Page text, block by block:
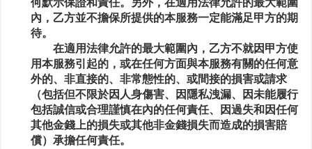
內，乙方並不擔保所提供的本服務一定能滿足甲方的期
待。
在適用法律允許的最大範圍內，乙方不就因甲方使
用本服務引起的，或在任何方面與本服務有關的任何意
外的、非直接的、非常態性的、或間接的損害或請求
（包括但不限於因人身傷害、因隱私洩漏、因未能履行
包括誠信或合理謹慎在內的任何責任、因過失和因任何
其他金錢上的損失或其他非金錢損失而造成的損害賠
償）承擔任何責任。